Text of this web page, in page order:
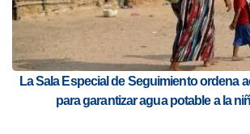
La Sala Especial de Seguimiento ordena
para garantizar agua potable a la